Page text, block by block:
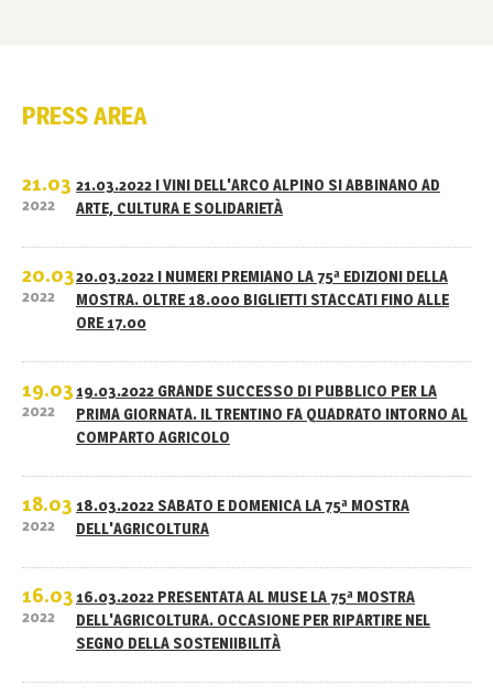
PRESS AREA
21.03
2022
21.03.2022 I VINI DELL'ARCO ALPINO SI ABBINANO AD
ARTE, CULTURA E SOLIDARIETÀ
20.03
2022
20.03.2022 I NUMERI PREMIANO LA 75ª EDIZIONI DELLA
MOSTRA. OLTRE 18.000 BIGLIETTI STACCATI FINO ALLE
ORE 17.00
19.03
2022
19.03.2022 GRANDE SUCCESSO DI PUBBLICO PER LA
PRIMA GIORNATA. IL TRENTINO FA QUADRATO INTORNO AL
COMPARTO AGRICOLO
18.03
2022
18.03.2022 SABATO E DOMENICA LA 75ª MOSTRA
DELL'AGRICOLTURA
16.03
2022
16.03.2022 PRESENTATA AL MUSE LA 75ª MOSTRA
DELL'AGRICOLTURA. OCCASIONE PER RIPARTIRE NEL
SEGNO DELLA SOSTENIIBILITÀ